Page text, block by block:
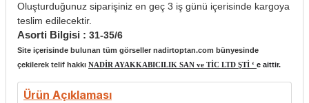
Oluşturduğunuz siparişiniz en geç 3 iş günü içerisinde kargoya
teslim edilecektir.
Asorti Bilgisi : 31-35/6
Site içerisinde bulunan tüm görseller nadirtoptan.com bünyesinde
çekilerek telif hakkı NADİR AYAKKABICILIK SAN ve TİC LTD ŞTİ ‘ e aittir.
Ürün Açıklaması